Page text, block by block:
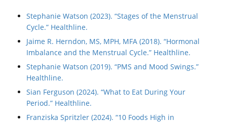
Stephanie Watson (2023). “Stages of the Menstrual
Cycle.” Healthline.
Jaime R. Herndon, MS, MPH, MFA (2018). “Hormonal
Imbalance and the Menstrual Cycle.” Healthline.
Stephanie Watson (2019). “PMS and Mood Swings.”
Healthline.
Sian Ferguson (2024). “What to Eat During Your
Period.” Healthline.
Franziska Spritzler (2024). “10 Foods High in